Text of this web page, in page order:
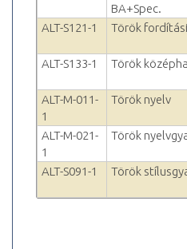
BA+Spec.
ALT-S121-1 Török
ALT-S133-1 Török
ALT-M-011-
1
Török nyelv
ALT-M-021-
1
Török
ALT-S091-1 Török